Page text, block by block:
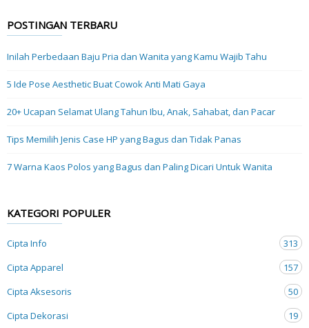
POSTINGAN TERBARU
Inilah Perbedaan Baju Pria dan Wanita yang Kamu Wajib Tahu
5 Ide Pose Aesthetic Buat Cowok Anti Mati Gaya
20+ Ucapan Selamat Ulang Tahun Ibu, Anak, Sahabat, dan Pacar
Tips Memilih Jenis Case HP yang Bagus dan Tidak Panas
7 Warna Kaos Polos yang Bagus dan Paling Dicari Untuk Wanita
KATEGORI POPULER
Cipta Info
313
Cipta Apparel
157
Cipta Aksesoris
50
Cipta Dekorasi
19